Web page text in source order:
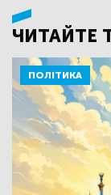
ЧИТАЙТЕ
ПОЛІТИКА